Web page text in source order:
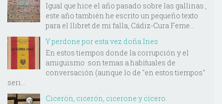
Igual que hice el año pasado sobre las gallinas ,
este año también he escrito un pequeño texto
para el llibret de mi falla, Cádiz-Cura Feme...
Y perdone por esta vez doña Ines
En estos tiempos donde la corrupción y el
amiguismo son temas a habituales de
conversación (aunque lo de "en estos tiempos"
seri...
Cicerón, cicerón, cicerone y cícero.